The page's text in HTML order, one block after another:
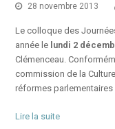
28 novembre 2013
Le colloque des
année le lundi 2
Clémenceau.
commission de la
réformes parlementaires
Lire la suite